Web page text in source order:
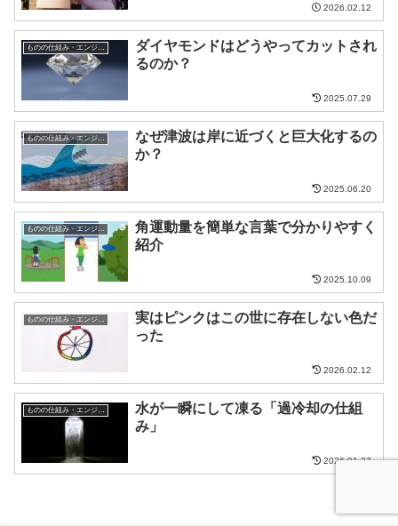
2026.02.12
ものの仕組み・エンジニア
ダイヤモンドはどうやってカットされ
るのか？
2025.07.29
ものの仕組み・エンジニア
なぜ津波は岸に近づくと巨大化するの
か？
2025.06.20
ものの仕組み・エンジニア
角運動量を簡単な言葉で分かりやすく
紹介
2025.10.09
ものの仕組み・エンジニア
実はピンクはこの世に存在しない色だ
った
2026.02.12
ものの仕組み・エンジニア
水が一瞬にして凍る「過冷却の仕組
み」
2026.01.27